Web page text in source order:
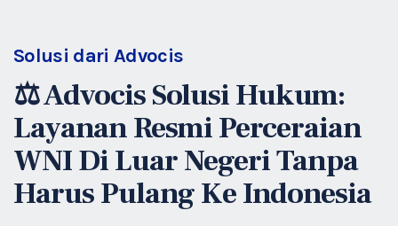
Solusi dari Advocis
⚖️ Advocis Solusi Hukum:
Layanan Resmi Perceraian
WNI Di Luar Negeri Tanpa
Harus Pulang Ke Indonesia